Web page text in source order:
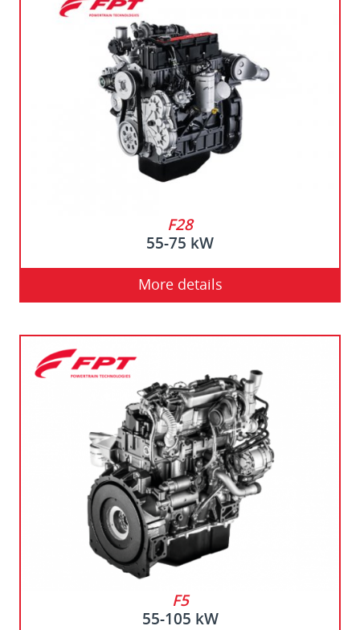
F28
55-75 kW
More details
F5
55-105 kW